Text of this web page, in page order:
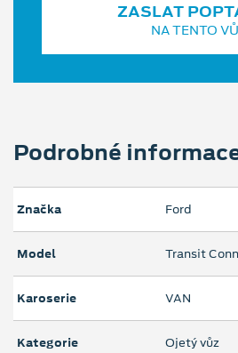
ZASLAT
NA TENTO
Podrobné
Značka Ford
Model Transit
Karoserie VAN
Kategorie Ojetý vůz